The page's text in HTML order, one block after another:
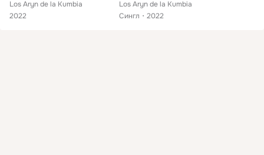
Los Aryn de la Kumbia
2022
Los Aryn de la Kumbia
Сингл
2022